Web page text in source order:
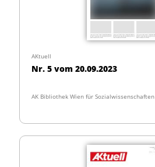
AKtuell
Nr. 5 vom 20.09.2023
AK Bibliothek Wien für Sozialwissenschaften